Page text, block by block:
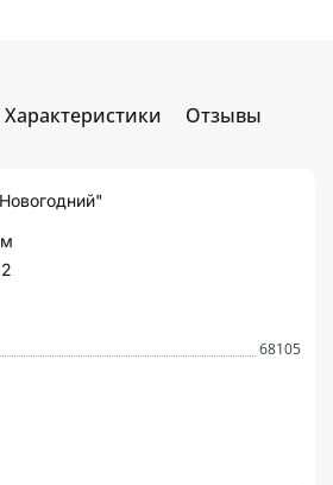
Характеристики Отзывы
68105